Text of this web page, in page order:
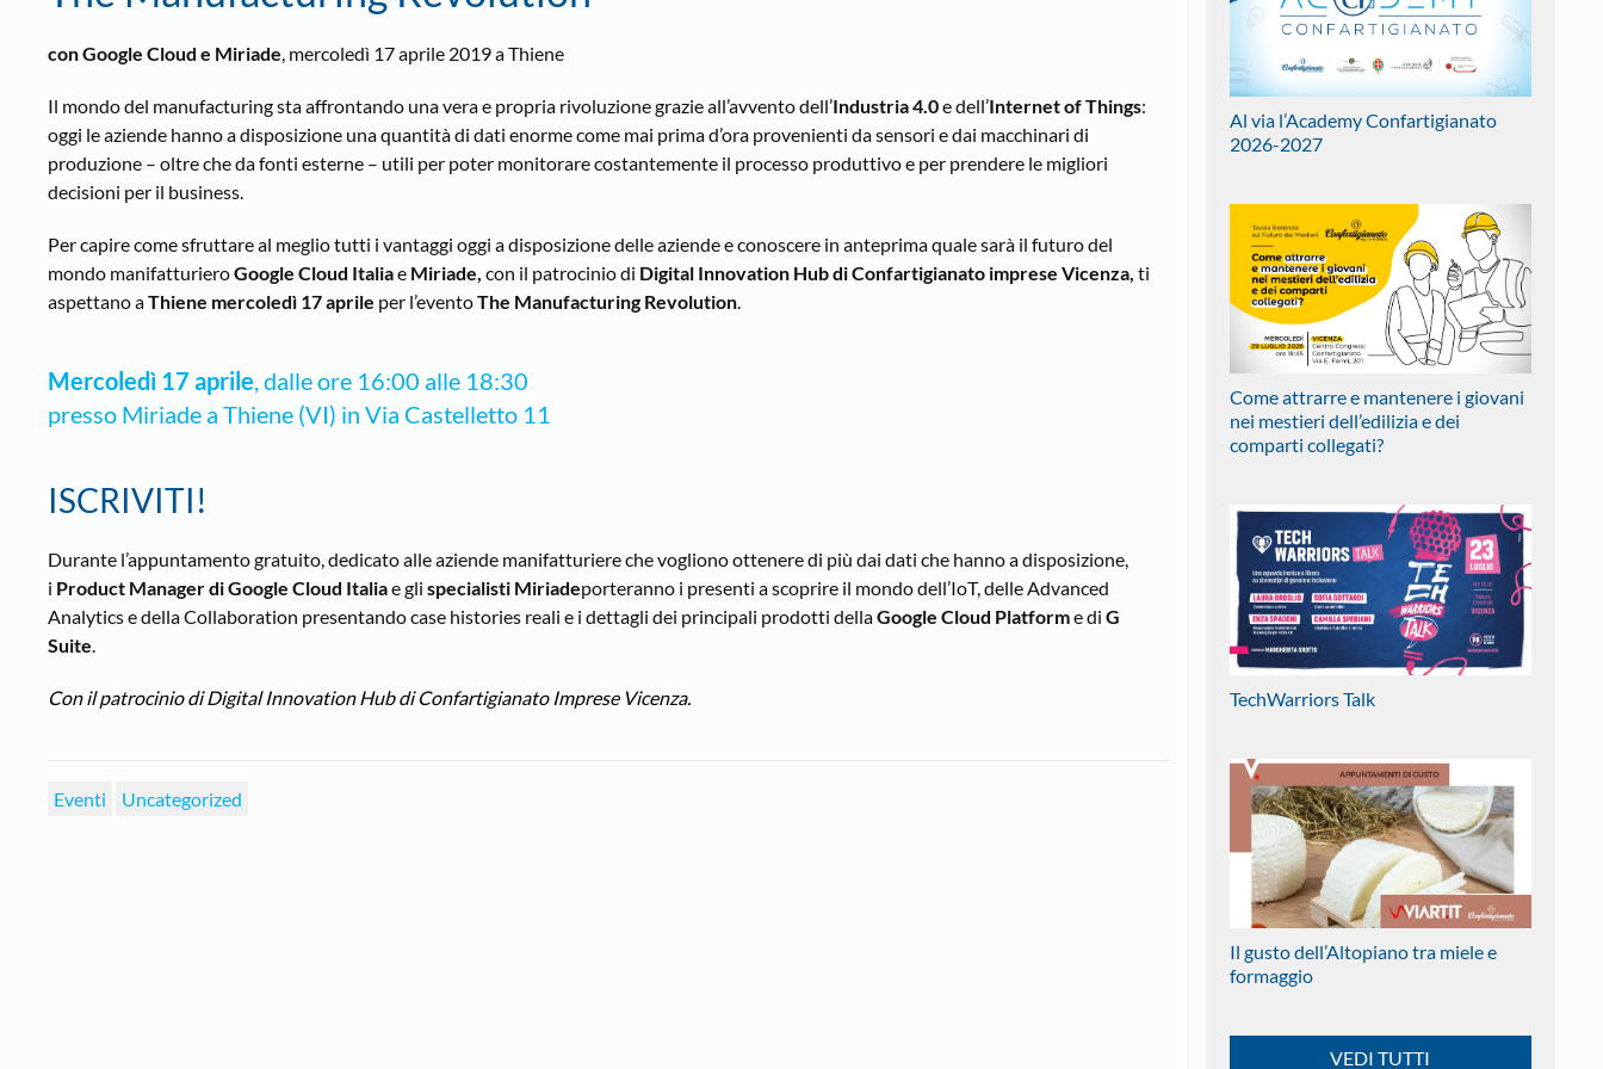
con Google Cloud e Miriade, mercoledì 17 aprile 2019 a Thiene
Il mondo del manufacturing sta affrontando una vera e propria rivoluzione grazie all’avvento dell’Industria 4.0e dell’Internet of Things:
oggi le aziende hanno a disposizione una quantità di dati enorme come mai prima d’ora provenienti da sensori e dai macchinari di
produzione – oltre che da fonti esterne – utili per poter monitorare costantemente il processo produttivo e per prendere le migliori
decisioni per il business.
Per capire come sfruttare al meglio tutti i vantaggi oggi a disposizione delle aziende e conoscere in anteprima quale sarà il futuro del
mondo manifatturieroGoogle Cloud Italiae Miriade, con il patrocinio di Digital Innovation Hub di Confartigianato imprese Vicenza, ti
aspettano aThiene mercoledì 17 aprile per l’eventoThe Manufacturing Revolution.
Mercoledì 17 aprile, dalle ore 16:00 alle 18:30
presso Miriade a Thiene (VI) in Via Castelletto 11
ISCRIVITI!
Durante l’appuntamento gratuito, dedicato alle aziende manifatturiere che vogliono ottenere di più dai dati che hanno a disposizione,
i Product Manager di Google Cloud Italiae gli specialisti Miriadeporteranno i presenti a scoprire il mondo dell’IoT, delle Advanced
Analytics e della Collaboration presentando case histories reali e i dettagli dei principali prodotti dellaGoogle Cloud Platforme di G
Suite.
Con il patrocinio di Digital Innovation Hub di Confartigianato Imprese Vicenza.
Eventi Uncategorized
Al via l’Academy Confartigianato
2026-2027
Come attrarre e mantenere i giovani
nei mestieri dell’edilizia e dei
comparti collegati?
TechWarriors Talk
Il gusto dell’Altopiano tra miele e
formaggio
VEDI TUTTI